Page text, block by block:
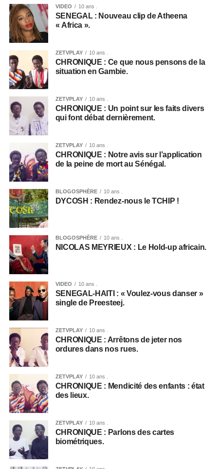
VIDEO 10 ans .
SENEGAL : Nouveau clip de Atheena
« Africa ».
ZETVPLAY 10 ans .
CHRONIQUE : Ce que nous pensons de la
situation en Gambie.
ZETVPLAY 10 ans .
CHRONIQUE : Un point sur les faits divers
qui font débat dernièrement.
ZETVPLAY 10 ans .
CHRONIQUE : Notre avis sur l’application
de la peine de mort au Sénégal.
BLOGOSPHÈRE 10 ans .
DYCOSH : Rendez-nous le TCHIP !
BLOGOSPHÈRE 10 ans .
NICOLAS MEYRIEUX : Le Hold-up africain.
VIDEO 10 ans .
SENEGAL-HAITI : « Voulez-vous danser »
single de Preesteej.
ZETVPLAY 10 ans .
CHRONIQUE : Arrêtons de jeter nos
ordures dans nos rues.
ZETVPLAY 10 ans .
CHRONIQUE : Mendicité des enfants : état
des lieux.
ZETVPLAY 10 ans .
CHRONIQUE : Parlons des cartes
biométriques.